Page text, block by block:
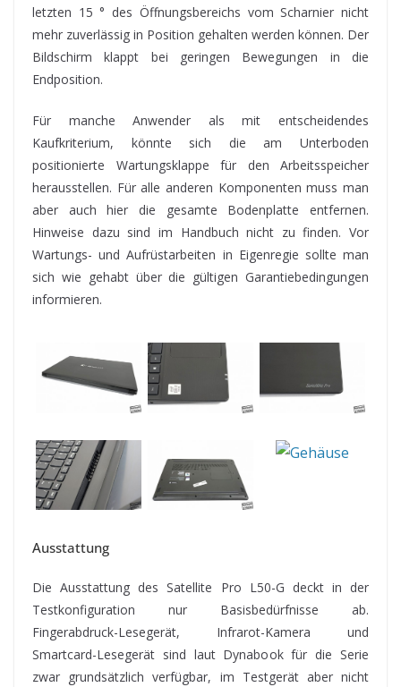
letzten 15 ° des Öffnungsbereichs vom Scharnier nicht
mehr zuverlässig in Position gehalten werden können. Der
Bildschirm klappt bei geringen Bewegungen in die
Endposition.
Für manche Anwender als mit entscheidendes
Kaufkriterium, könnte sich die am Unterboden
positionierte Wartungsklappe für den Arbeitsspeicher
herausstellen. Für alle anderen Komponenten muss man
aber auch hier die gesamte Bodenplatte entfernen.
Hinweise dazu sind im Handbuch nicht zu finden. Vor
Wartungs- und Aufrüstarbeiten in Eigenregie sollte man
sich wie gehabt über die gültigen Garantiebedingungen
informieren.
Ausstattung
Die Ausstattung des Satellite Pro L50-G deckt in der
Testkonfiguration nur Basisbedürfnisse ab.
Fingerabdruck-Lesegerät, Infrarot-Kamera und
Smartcard-Lesegerät sind laut Dynabook für die Serie
zwar grundsätzlich verfügbar, im Testgerät aber nicht